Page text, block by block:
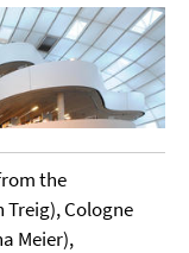
the
Treig), Cologne
Meier),